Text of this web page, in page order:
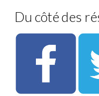
Du côté des